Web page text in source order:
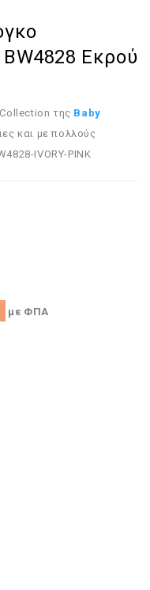
Εκρού
της Baby
και με πολλούς
IVORY-PINK
με ΦΠΑ